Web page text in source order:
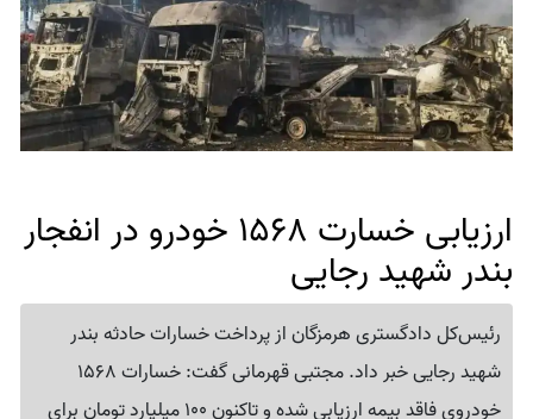
ارزیابی خسارت 1568 خودرو در انفجار
بندر شهید رجایی
رئیس‌کل دادگستری هرمزگان از پرداخت خسارات حادثه بندر
شهید رجایی خبر داد. مجتبی قهرمانی گفت: خسارات 1568
خودروی فاقد بیمه ارزیابی شده و تاکنون 100 میلیارد تومان برای